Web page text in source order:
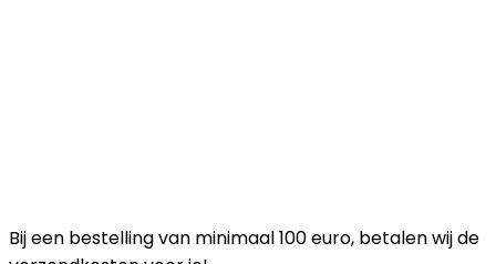
Bij een bestelling van minimaal 100 euro, betalen wij de